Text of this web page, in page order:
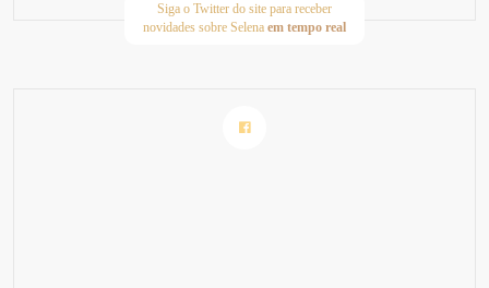
Siga o Twitter do site para receber
novidades sobre Selena em tempo real